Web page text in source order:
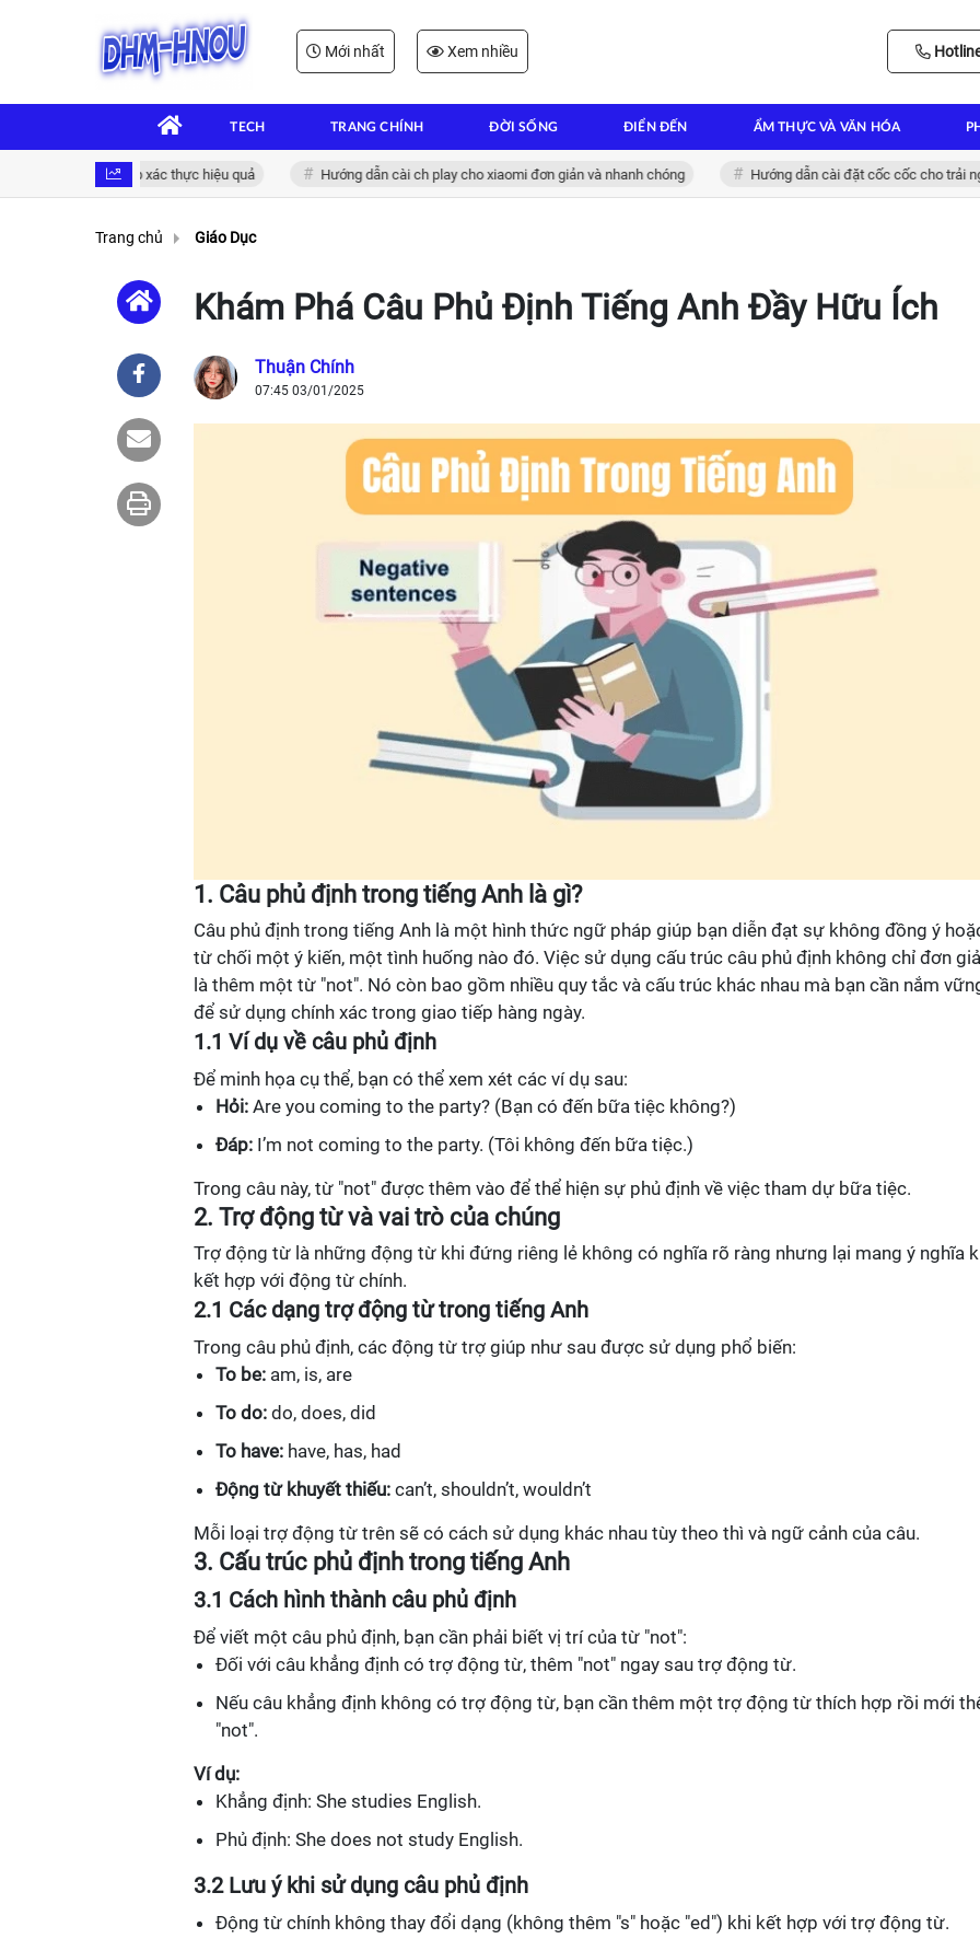
Mới nhất Xem nhiều
TECH TRANG CHÍNH ĐỜI SỐNG ĐIỂN ĐẾN ẨM THỰC VÀ VĂN HÓA
tử: Giải pháp xác thực hiệu quả Hướng dẫn cài ch play cho xiaomi đơn giản và nhanh chóng Hướng dẫn cài đặt cốc cốc cho trải
Trang chủ Giáo Dục
Khám Phá Câu Phủ Định Tiếng Anh Đầy Hữu Ích
Thuận Chính
07:45 03/01/2025
1. Câu phủ định trong tiếng Anh là gì?
Câu phủ định trong tiếng Anh là một hình thức ngữ pháp giúp bạn diễn đạt sự không đồng ý
từ chối một ý kiến, một tình huống nào đó. Việc sử dụng cấu trúc câu phủ định không chỉ đơn
là thêm một từ "not". Nó còn bao gồm nhiều quy tắc và cấu trúc khác nhau mà bạn cần nắm
để sử dụng chính xác trong giao tiếp hàng ngày.
1.1 Ví dụ về câu phủ định
Để minh họa cụ thể, bạn có thể xem xét các ví dụ sau:
Hỏi: Are you coming to the party? (Bạn có đến bữa tiệc không?)
Đáp: I’m not coming to the party. (Tôi không đến bữa tiệc.)
Trong câu này, từ "not" được thêm vào để thể hiện sự phủ định về việc tham dự bữa tiệc.
2. Trợ động từ và vai trò của chúng
Trợ động từ là những động từ khi đứng riêng lẻ không có nghĩa rõ ràng nhưng lại mang ý nghĩa
kết hợp với động từ chính.
2.1 Các dạng trợ động từ trong tiếng Anh
Trong câu phủ định, các động từ trợ giúp như sau được sử dụng phổ biến:
To be: am, is, are
To do: do, does, did
To have: have, has, had
Động từ khuyết thiếu: can’t, shouldn’t, wouldn’t
Mỗi loại trợ động từ trên sẽ có cách sử dụng khác nhau tùy theo thì và ngữ cảnh của câu.
3. Cấu trúc phủ định trong tiếng Anh
3.1 Cách hình thành câu phủ định
Để viết một câu phủ định, bạn cần phải biết vị trí của từ "not":
Đối với câu khẳng định có trợ động từ, thêm "not" ngay sau trợ động từ.
Nếu câu khẳng định không có trợ động từ, bạn cần thêm một trợ động từ thích hợp rồi mới
"not".
Ví dụ:
Khẳng định: She studies English.
Phủ định: She does not study English.
3.2 Lưu ý khi sử dụng câu phủ định
Động từ chính không thay đổi dạng (không thêm "s" hoặc "ed") khi kết hợp với trợ động từ.